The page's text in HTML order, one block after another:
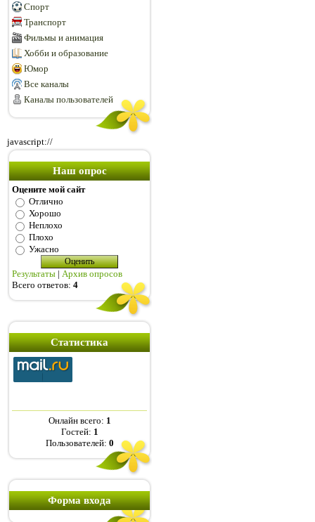
Спорт
Транспорт
Фильмы и анимация
Хобби и образование
Юмор
Все каналы
Каналы пользователей
javascript://
Наш опрос
Оцените мой сайт
Отлично
Хорошо
Неплохо
Плохо
Ужасно
Результаты | Архив опросов
Всего ответов: 4
Статистика
Онлайн всего: 1
Гостей: 1
Пользователей: 0
Форма входа